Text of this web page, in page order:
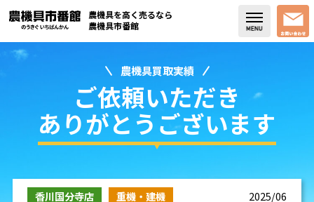
買取実績
コラム・スタッフブログ
取り扱い商品
農機具を高く売るなら
農機具市番館
農機具買取実績
ご依頼いただき
ありがとうございます
香川国分寺店 重機・建機 2025/06